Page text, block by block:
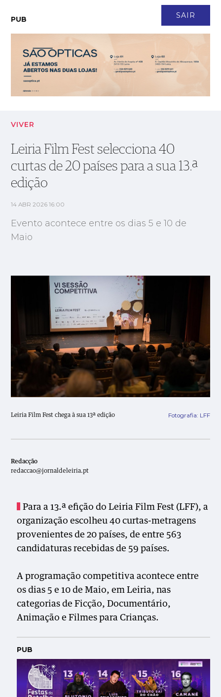
SAIR
PUB
Leiria Film Fest selecciona 40 curtas de 20 países para a sua
13.ª edição
VIVER
Leiria Film Fest selecciona 40
curtas de 20 países para a sua 13.ª
edição
14 ABR 2026 16:00
Evento acontece entre os dias 5 e 10 de
Maio
Leiria Film Fest chega à sua 13ª edição Fotografia: LFF
Redacção
redaccao@jornaldeleiria.pt
Para a 13.ª efição do Leiria Film Fest (LFF), a
organização escolheu 40 curtas-metragens
provenientes de 20 países, de entre 563
candidaturas recebidas de 59 países.
A programação competitiva acontece entre
os dias 5 e 10 de Maio, em Leiria, nas
categorias de Ficção, Documentário,
Animação e Filmes para Crianças.
PUB